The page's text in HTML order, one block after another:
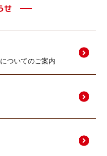
せ
ついてのご案内